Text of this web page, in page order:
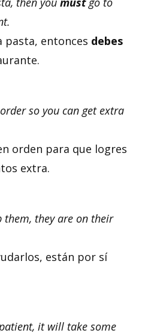
pasta, entonces debes
so you can get extra
orden para que logres
extra.
they are on their
están por sí
it will take some